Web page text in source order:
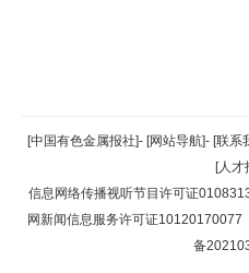
返回
返回
[中国有色金属报社]- [网站导航]- [联系
[人才
信息网络传播视听节目许可证
网新闻信息服务许可证10120170077
备